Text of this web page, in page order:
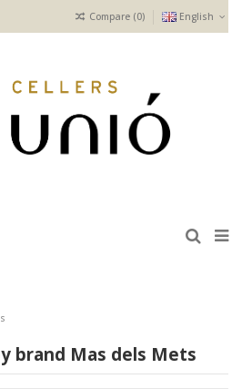
Compare (0) English
brand Mas dels Mets